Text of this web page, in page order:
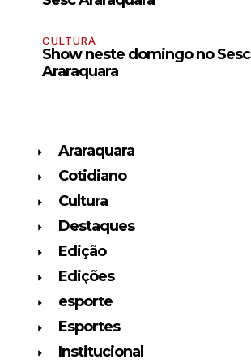
CULTURA
Show neste domingo no Sesc
Araraquara
Araraquara
Cotidiano
Cultura
Destaques
Edição
Edições
esporte
Esportes
Institucional